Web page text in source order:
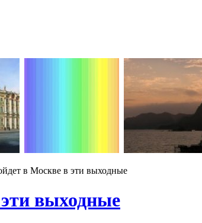
в Москве в эти выходные
выходные